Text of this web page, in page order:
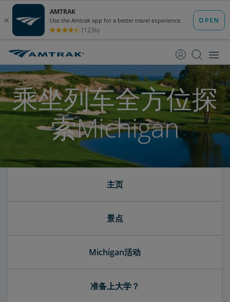
至
至
乘坐列车全方位探
索Michigan
主页
景点
Michigan活动
准备上大学？